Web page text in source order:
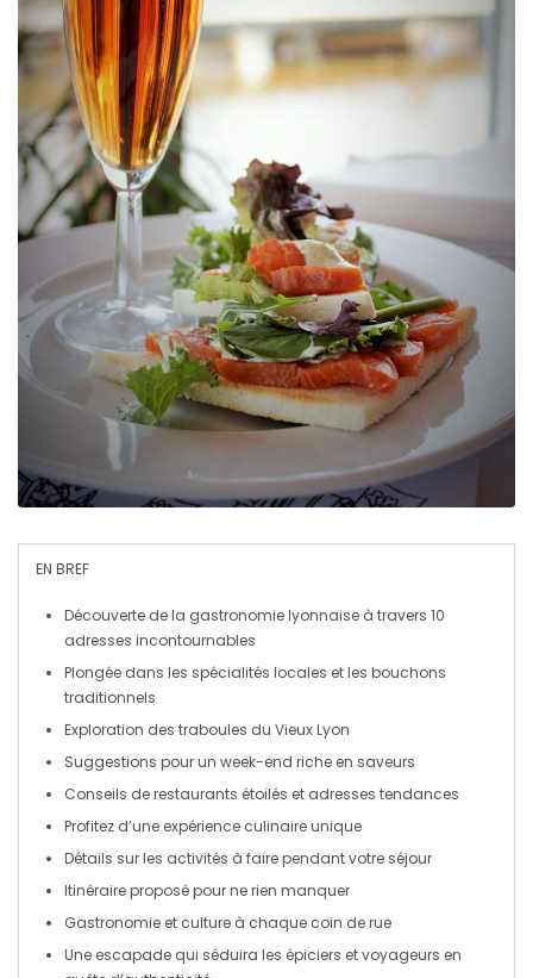
EN BREF
Découverte de la gastronomie lyonnaise à travers 10
adresses incontournables
Plongée dans les spécialités locales et les bouchons
traditionnels
Exploration des traboules du Vieux Lyon
Suggestions pour un week-end riche en saveurs
Conseils derestaurants étoilés et adresses tendances
Profitez d’une expérience culinaire unique
Détails sur les activités à fairependant votre séjour
Itinéraire proposé pour ne rien manquer
Gastronomie et culture à chaque coin de rue
Une escapade qui séduira les épiciers et voyageurs en